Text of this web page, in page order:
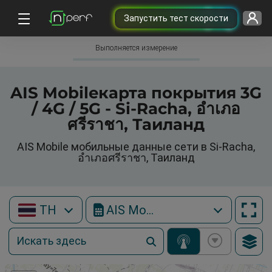
Запустить тест скорости
Выполняется измерение
AIS Mobileкарта покрытия 3G
/ 4G / 5G - Si-Racha, อำเภอ
ศรีราชา, Таиланд
AIS Mobile мобильные данные сети в Si-Racha,
อำเภอศรีราชา, Таиланд
TH AIS Mobile